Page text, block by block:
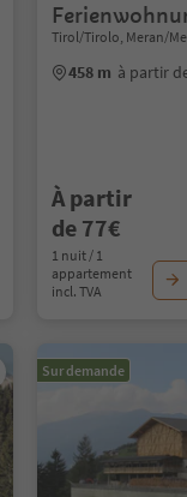
Tirol/Tirolo, Meran/
458 m à partir
À partir
de 77€
1 nuit / 1
appartement
incl. TVA
Sur demande